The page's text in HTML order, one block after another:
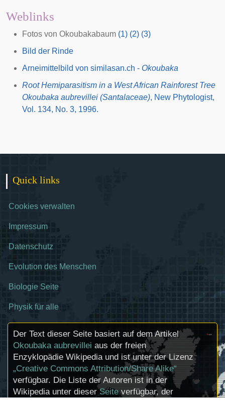
Weblinks
Fotos von Okoubakabaum (1) (2) (3)
Bild der Rinde
Arneimittelbild von similasan.ch - Okoubaka
Root Hemiparasitism in a West African Rainforest Tree
Okoubaka aubrevillei (Santalaceae), New Phytologist,
Vol. 134, No. 3, 1996.
Quick links
Cookies verwalten
Impressum
Datenschutz
Evolution des Menschen
Biologie Seite
Physik für alle
Der Text dieser Seite basiert auf dem Artikel
Okoubaka aubrevillei aus der freien
Enzyklopädie Wikipedia und ist unter der Lizenz
„Creative Commons Attribution/Share Alike“
verfügbar. Die Liste der Autoren ist in der
Wikipedia unter dieserSeiteverfügbar, der